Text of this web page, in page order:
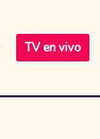
TV en vivo